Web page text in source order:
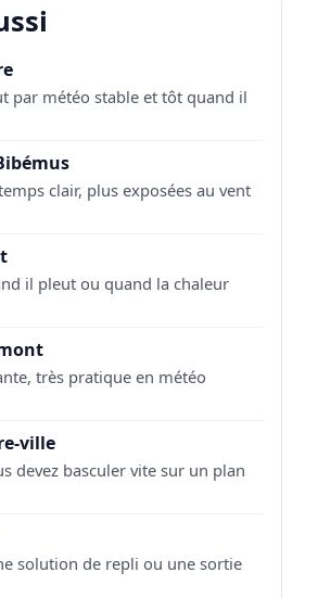
par météo stable et tôt quand il
clair, plus exposées au vent
il pleut ou quand la chaleur
très pratique en météo
ville
devez basculer vite sur un plan
solution de repli ou une sortie